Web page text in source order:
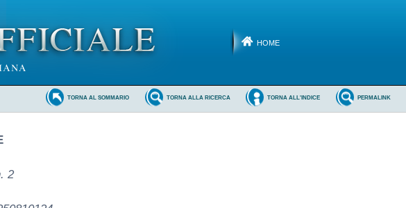
HOME
PERMALINK
TORNA ALL'INDICE
TORNA ALLA RICERCA
TORNA AL SOMMARIO
2